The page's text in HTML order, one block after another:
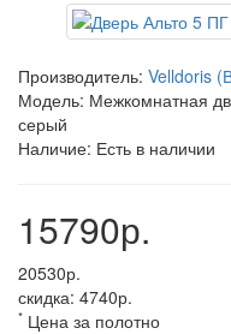
Производитель: Velldoris
Модель: Межкомнатная
серый
Наличие: Есть в наличии
15790р.
20530р.
скидка: 4740р.
* Цена за полотно